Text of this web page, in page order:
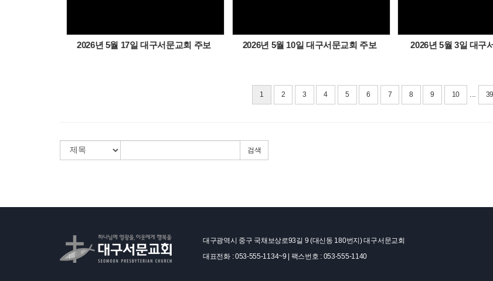
2026년 5월 17일 대구서문교회 주보 2026년 5월 10일 대구서문교회 주보 2026년 5월 3일 대구
1 2 3 4 5 6 7 8 9 10 39
검색
대구광역시 중구 국채보상로93길 9 (대신동 180번지) 대구서문교회
대표전화 : 053-555-1134~9 | 팩스번호 : 053-555-1140